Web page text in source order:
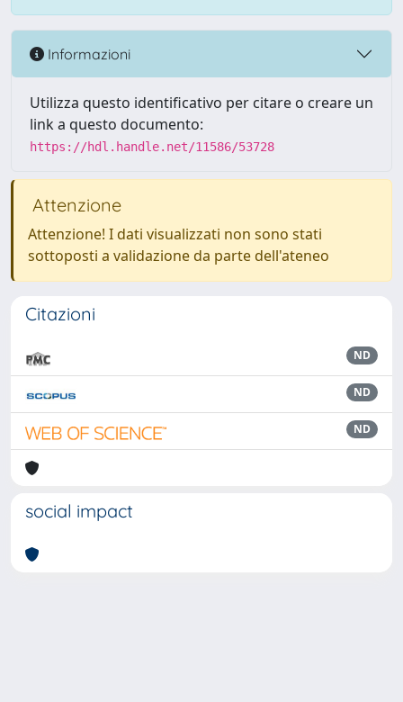
Informazioni
Utilizza questo identificativo per citare o creare un
link a questo documento:
https://hdl.handle.net/11586/53728
Attenzione
Attenzione! I dati visualizzati non sono stati
sottoposti a validazione da parte dell'ateneo
Citazioni
ND
ND
ND
social impact